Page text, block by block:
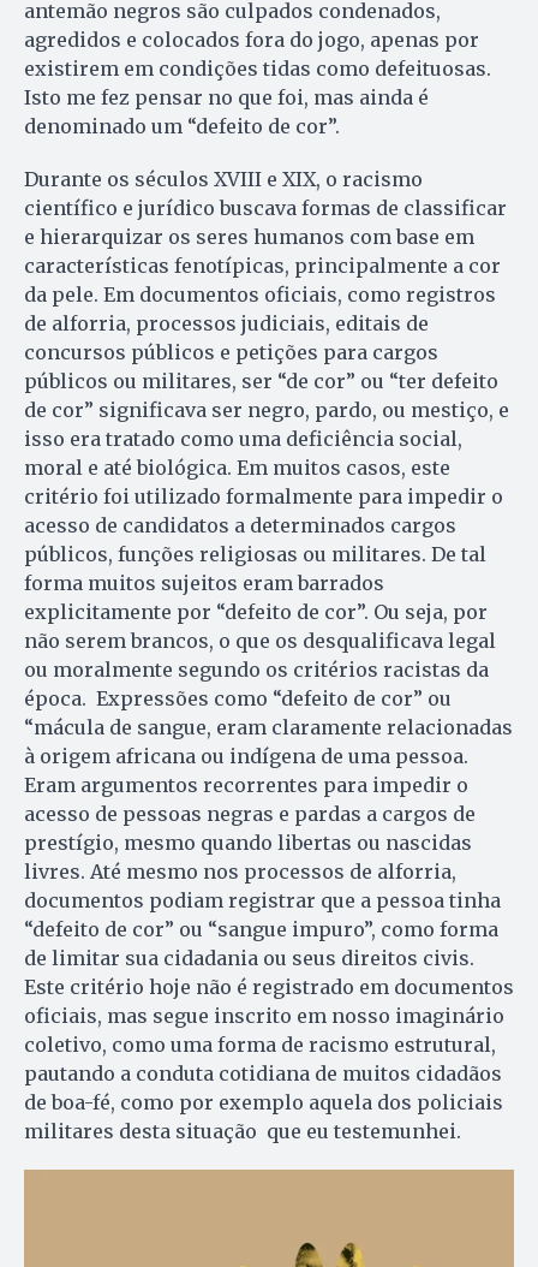
antemão negros são culpados condenados,
agredidos e colocados fora do jogo, apenas por
existirem em condições tidas como defeituosas.
Isto me fez pensar no que foi, mas ainda é
denominado um “defeito de cor”.
Durante os séculos XVIII e XIX, o racismo
científico e jurídico buscava formas de classificar
e hierarquizar os seres humanos com base em
características fenotípicas, principalmente a cor
da pele. Em documentos oficiais, como registros
de alforria, processos judiciais, editais de
concursos públicos e petições para cargos
públicos ou militares, ser “de cor” ou “ter defeito
de cor” significava ser negro, pardo, ou mestiço, e
isso era tratado como uma deficiência social,
moral e até biológica. Em muitos casos, este
critério foi utilizado formalmente para impedir o
acesso de candidatos a determinados cargos
públicos, funções religiosas ou militares. De tal
forma muitos sujeitos eram barrados
explicitamente por “defeito de cor”. Ou seja, por
não serem brancos, o que os desqualificava legal
ou moralmente segundo os critérios racistas da
época. Expressões como “defeito de cor” ou
“mácula de sangue, eram claramente relacionadas
à origem africana ou indígena de uma pessoa.
Eram argumentos recorrentes para impedir o
acesso de pessoas negras e pardas a cargos de
prestígio, mesmo quando libertas ou nascidas
livres. Até mesmo nos processos de alforria,
documentos podiam registrar que a pessoa tinha
“defeito de cor” ou “sangue impuro”, como forma
de limitar sua cidadania ou seus direitos civis.
Este critério hoje não é registrado em documentos
oficiais, mas segue inscrito em nosso imaginário
coletivo, como uma forma de racismo estrutural,
pautando a conduta cotidiana de muitos cidadãos
de boa-fé, como por exemplo aquela dos policiais
militares desta situação que eu testemunhei.